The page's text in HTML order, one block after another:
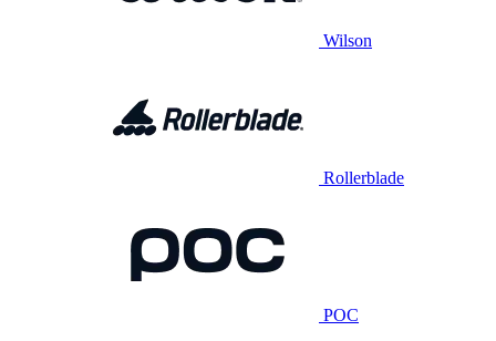
Wilson
Rollerblade
POC